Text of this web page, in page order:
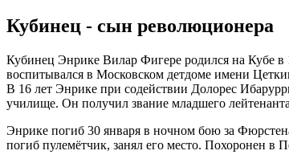
Кубинец - сын революционера
Кубинец Энрике Вилар Фигере родился на Кубе в
воспитывался в Московском детдоме имени
В 16 лет Энрике при содействии Долорес
училище. Он получил звание младшего
Энрике погиб 30 января в ночном бою за
погиб пулемётчик, занял его место. Похоронен в